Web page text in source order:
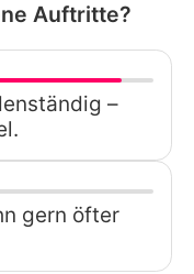
Auftritte?
–
gern öfter